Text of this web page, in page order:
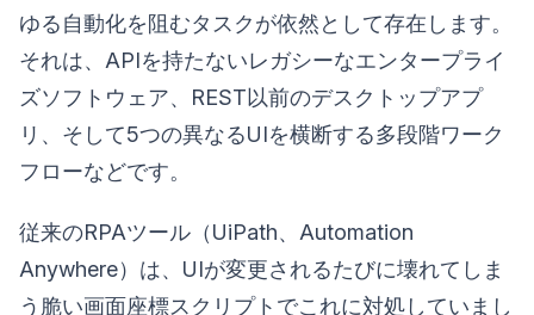
ゆる自動化を阻むタスクが依然として存在します。
それは、APIを持たないレガシーなエンタープライ
ズソフトウェア、REST以前のデスクトップアプ
リ、そして5つの異なるUIを横断する多段階ワーク
フローなどです。
従来のRPAツール（UiPath、Automation
Anywhere）は、UIが変更されるたびに壊れてしま
う脆い画面座標スクリプトでこれに対処していまし